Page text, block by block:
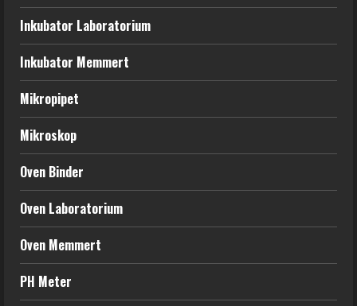
Inkubator Laboratorium
Inkubator Memmert
Mikropipet
Mikroskop
Oven Binder
Oven Laboratorium
Oven Memmert
PH Meter